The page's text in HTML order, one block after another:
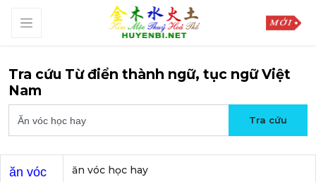
Tra cứu Từ điển thành ngữ, tục ngữ Việt
Nam
ăn vóc
ăn vóc học hay